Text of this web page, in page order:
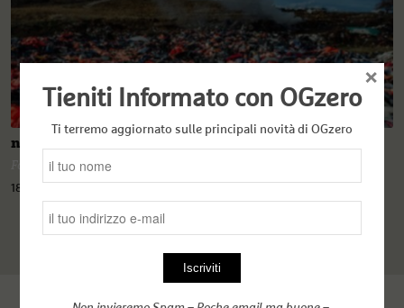
n. 14 - Oi Barbaroi, gli schiavi della rotta dell'Egeo
Fabiana Triburgo
18 Ottobre 2021
Tieniti Informato con OGzero
Ti terremo aggiornato sulle principali novità di OGzero
×